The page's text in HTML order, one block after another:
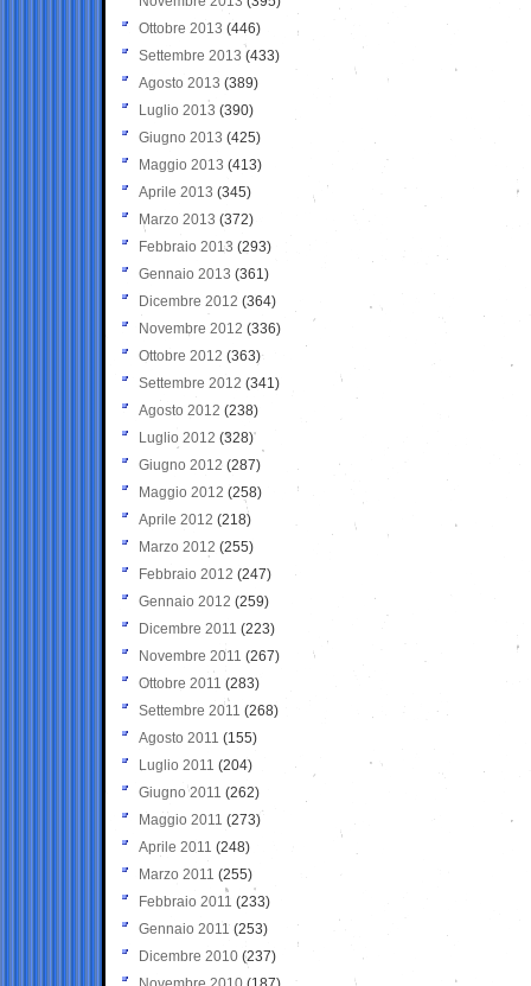
Ottobre 2013 (446)
Settembre 2013 (433)
Agosto 2013 (389)
Luglio 2013 (390)
Giugno 2013 (425)
Maggio 2013 (413)
Aprile 2013 (345)
Marzo 2013 (372)
Febbraio 2013 (293)
Gennaio 2013 (361)
Dicembre 2012 (364)
Novembre 2012 (336)
Ottobre 2012 (363)
Settembre 2012 (341)
Agosto 2012 (238)
Luglio 2012 (328)
Giugno 2012 (287)
Maggio 2012 (258)
Aprile 2012 (218)
Marzo 2012 (255)
Febbraio 2012 (247)
Gennaio 2012 (259)
Dicembre 2011 (223)
Novembre 2011 (267)
Ottobre 2011 (283)
Settembre 2011 (268)
Agosto 2011 (155)
Luglio 2011 (204)
Giugno 2011 (262)
Maggio 2011 (273)
Aprile 2011 (248)
Marzo 2011 (255)
Febbraio 2011 (233)
Gennaio 2011 (253)
Dicembre 2010 (237)